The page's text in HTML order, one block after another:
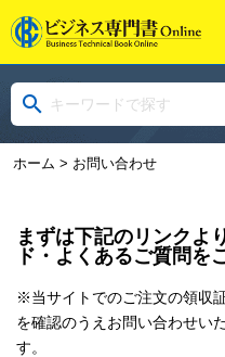
ホーム > お問い合わせ
まずは下記のリンクよ
ド・よくあるご質問を
※当サイトでのご注文の領収
を確認のうえお問い合わせい
す。